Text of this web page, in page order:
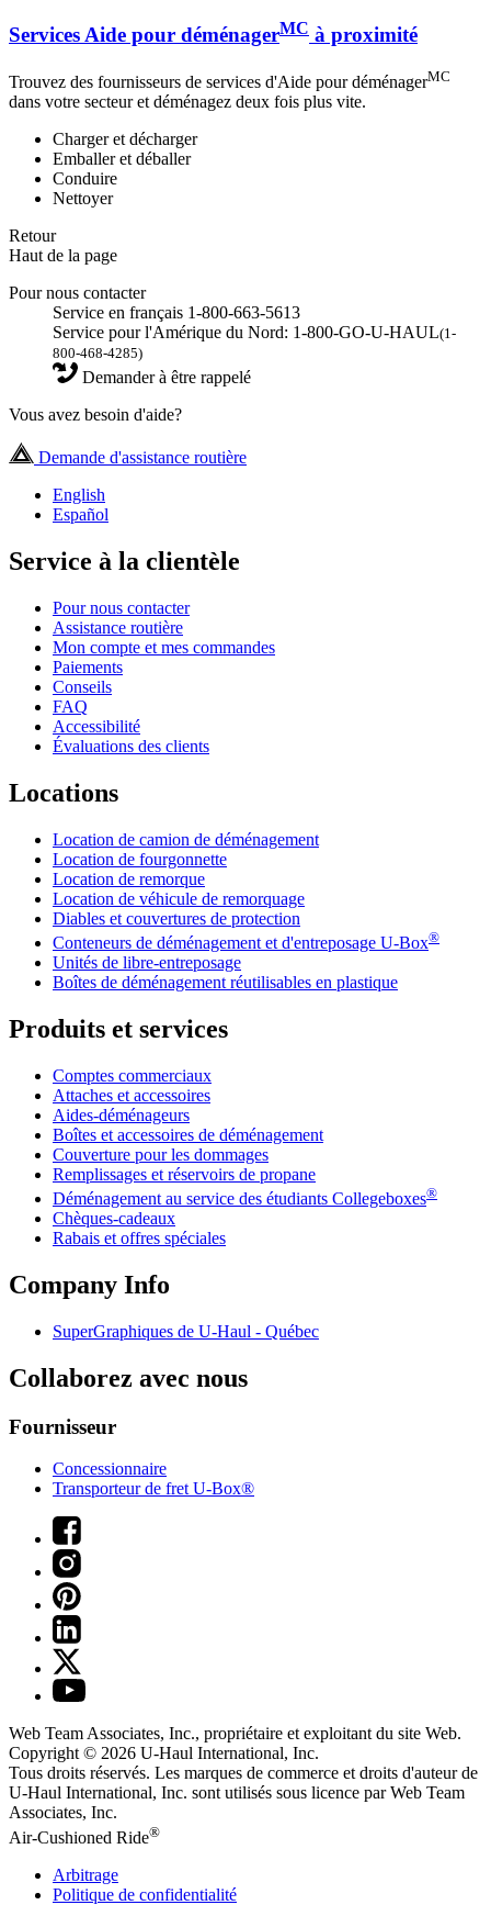
Services Aide pour déménagerMC à proximité
Trouvez des fournisseurs de services d'Aide pour déménagerMC
dans votre secteur et déménagez deux fois plus vite.
Charger et décharger
Emballer et déballer
Conduire
Nettoyer
Retour
Haut de la page
Pour nous contacter
Service en français 1-800-663-5613
Service pour l'Amérique du Nord: 1-800-GO-U-HAUL(1-
800-468-4285)
Demander à être rappelé
Vous avez besoin d'aide?
Demande d'assistance routière
English
Español
Service à la clientèle
Pour nous contacter
Assistance routière
Mon compte et mes commandes
Paiements
Conseils
FAQ
Accessibilité
Évaluations des clients
Locations
Location de camion de déménagement
Location de fourgonnette
Location de remorque
Location de véhicule de remorquage
Diables et couvertures de protection
Conteneurs de déménagement et d'entreposage U-Box®
Unités de libre-entreposage
Boîtes de déménagement réutilisables en plastique
Produits et services
Comptes commerciaux
Attaches et accessoires
Aides-déménageurs
Boîtes et accessoires de déménagement
Couverture pour les dommages
Remplissages et réservoirs de propane
Déménagement au service des étudiants Collegeboxes®
Chèques-cadeaux
Rabais et offres spéciales
Company Info
SuperGraphiques de U-Haul - Québec
Collaborez avec nous
Fournisseur
Concessionnaire
Transporteur de fret U-Box®
Web Team Associates, Inc., propriétaire et exploitant du site Web.
Copyright © 2026 U-Haul International, Inc.
Tous droits réservés. Les marques de commerce et droits d'auteur de
U-Haul International, Inc. sont utilisés sous licence par Web Team
Associates, Inc.
Air-Cushioned Ride®
Arbitrage
Politique de confidentialité